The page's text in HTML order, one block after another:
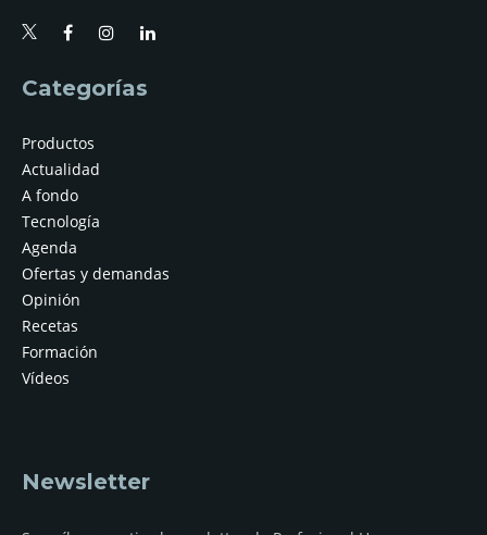
Categorías
Productos
Actualidad
A fondo
Tecnología
Agenda
Ofertas y demandas
Opinión
Recetas
Formación
Vídeos
Newsletter